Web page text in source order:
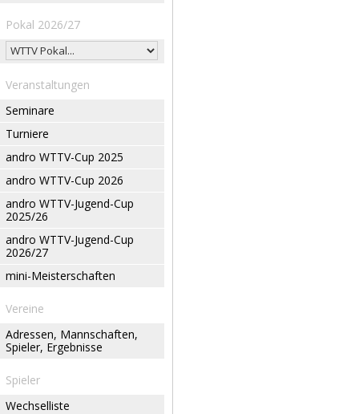
Pokal 2026/27
Veranstaltungen
Seminare
Turniere
andro WTTV-Cup 2025
andro WTTV-Cup 2026
andro WTTV-Jugend-Cup
2025/26
andro WTTV-Jugend-Cup
2026/27
mini-Meisterschaften
Vereine
Adressen, Mannschaften,
Spieler, Ergebnisse
Spieler
Wechselliste